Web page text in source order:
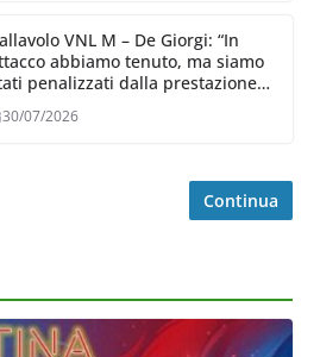
VNL M – De Giorgi: “In
abbiamo tenuto, ma siamo
penalizzati dalla prestazione
30/07/2026
Continua